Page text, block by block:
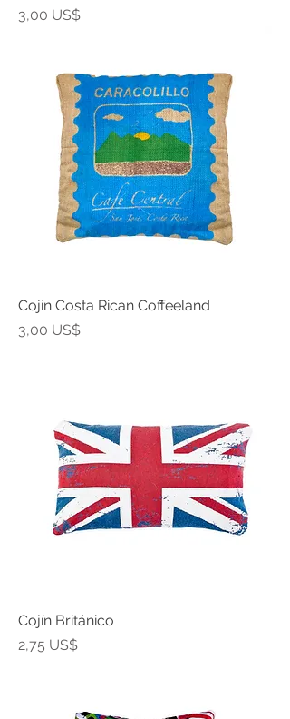
Precio
3,00 US$
Cojín Costa Rican Coffeeland
Precio
3,00 US$
Cojín Británico
Precio
2,75 US$